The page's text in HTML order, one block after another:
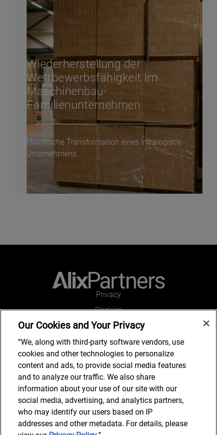
Wiederherstellung der
Wettbewerbsfähigkeit im
Maschinenbau-
Familienunternehmen
Holistische Transformation eines Intralogistik-
Unternehmens
Privacy
Cookies
Legal and Regulatory
Accessibility
Kontakt
Kontakt
Our Cookies and Your Privacy
“We, along with third-party software vendors, use
cookies and other technologies to personalize
content and ads, to provide social media features
and to analyze our traffic. We also share
information about your use of our site with our
social media, advertising, and analytics partners,
who may identify our users based on IP
addresses and other metadata. For details, please